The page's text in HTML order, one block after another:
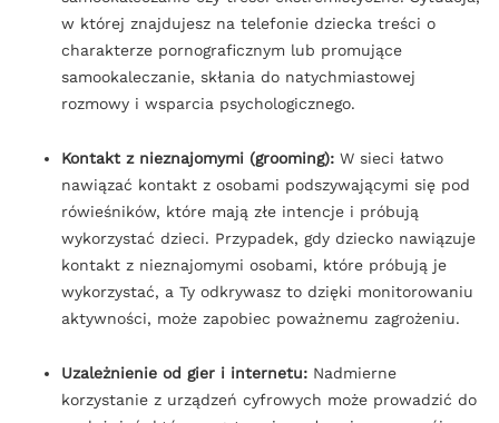
w której znajdujesz na telefonie dziecka treści o
charakterze pornograficznym lub promujące
samookaleczanie, skłania do natychmiastowej
rozmowy i wsparcia psychologicznego.
Kontakt z nieznajomymi (grooming): W sieci łatwo
nawiązać kontakt z osobami podszywającymi się pod
rówieśników, które mają złe intencje i próbują
wykorzystać dzieci. Przypadek, gdy dziecko nawiązuje
kontakt z nieznajomymi osobami, które próbują je
wykorzystać, a Ty odkrywasz to dzięki monitorowaniu
aktywności, może zapobiec poważnemu zagrożeniu.
Uzależnienie od gier i internetu: Nadmierne
korzystanie z urządzeń cyfrowych może prowadzić do